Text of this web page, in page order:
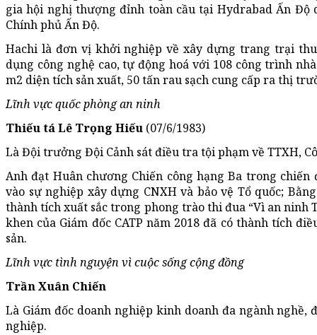
gia hội nghị thượng đỉnh toàn cầu tại Hydrabad Ấn
Chính phủ Ấn Độ.
Hachi là đơn vị khởi nghiệp về xây dựng trang trại
dụng công nghệ cao, tự động hoá với 108 công trình
m2 diện tích sản xuất, 50 tấn rau sạch cung cấp ra thị
Lĩnh vực quốc phòng an ninh
Thiếu tá Lê Trọng Hiếu (07/6/1983)
Là Đội trưởng Đội Cảnh sát điều tra tội phạm về TTXH,
Anh đạt Huân chương Chiến công hạng Ba trong
vào sự nghiệp xây dựng CNXH và bảo vệ Tổ quốc;
thành tích xuất sắc trong phong trào thi đua “Vì an ninh
khen của Giám đốc CATP năm 2018 đã có thành tích
sản.
Lĩnh vực tình nguyện vì cuộc sống cộng đồng
Trần Xuân Chiến
Là Giám đốc doanh nghiệp kinh doanh đa ngành
nghiệp.